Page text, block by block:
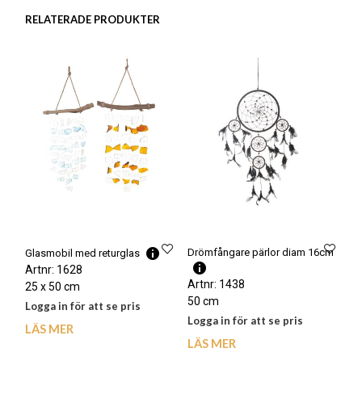
RELATERADE PRODUKTER
Glasmobil med returglas
Artnr: 1628
25 x 50 cm
Logga in för att se pris
LÄS MER
Drömfångare pärlor diam 16cm
Artnr: 1438
50 cm
Logga in för att se pris
LÄS MER